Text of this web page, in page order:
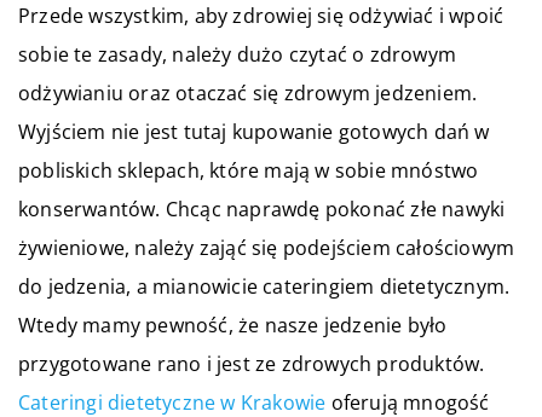
Przede wszystkim, aby zdrowiej się odżywiać i wpoić
sobie te zasady, należy dużo czytać o zdrowym
odżywianiu oraz otaczać się zdrowym jedzeniem.
Wyjściem nie jest tutaj kupowanie gotowych dań w
pobliskich sklepach, które mają w sobie mnóstwo
konserwantów. Chcąc naprawdę pokonać złe nawyki
żywieniowe, należy zająć się podejściem całościowym
do jedzenia, a mianowicie cateringiem dietetycznym.
Wtedy mamy pewność, że nasze jedzenie było
przygotowane rano i jest ze zdrowych produktów.
Cateringi dietetyczne w Krakowie oferują mnogość